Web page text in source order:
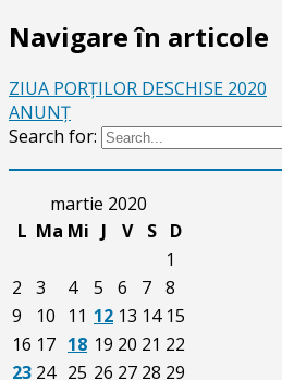
Navigare în articole
ZIUA PORŢILOR DESCHISE 2020
ANUNȚ
Search for:
martie 2020
L Ma Mi J V S
D
1
2
3 4 5 6 7 8
9
10 11 12 13 14 15
16 17 18 19 20 21 22
23 24 25 26 27 28 29